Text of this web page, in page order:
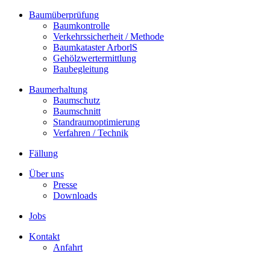
Baumüberprüfung
Baumkontrolle
Verkehrssicherheit / Methode
Baumkataster ArborlS
Gehölzwertermittlung
Baubegleitung
Baumerhaltung
Baumschutz
Baumschnitt
Standraumoptimierung
Verfahren / Technik
Fällung
Über uns
Presse
Downloads
Jobs
Kontakt
Anfahrt